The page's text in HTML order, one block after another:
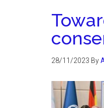
28/11/2023 By